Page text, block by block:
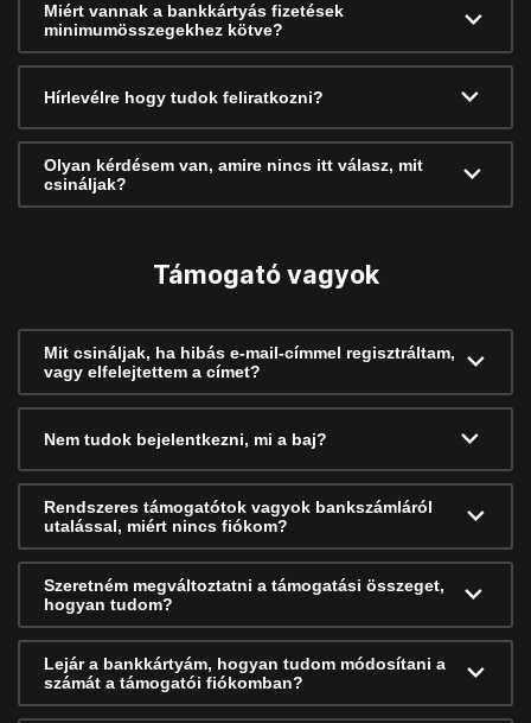
Miért vannak a bankkártyás fizetések
minimumösszegekhez kötve?
Hírlevélre hogy tudok feliratkozni?
Olyan kérdésem van, amire nincs itt válasz, mit
csináljak?
Támogató vagyok
Mit csináljak, ha hibás e-mail-címmel regisztráltam,
vagy elfelejtettem a címet?
Nem tudok bejelentkezni, mi a baj?
Rendszeres támogatótok vagyok bankszámláról
utalással, miért nincs fiókom?
Szeretném megváltoztatni a támogatási összeget,
hogyan tudom?
Lejár a bankkártyám, hogyan tudom módosítani a
számát a támogatói fiókomban?